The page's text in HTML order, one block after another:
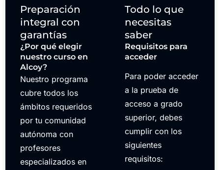
Preparación
integral con
garantías
¿Por qué elegir
nuestro curso en
Alcoy?
Nuestro programa
cubre todos los
ámbitos requeridos
por tu comunidad
autónoma con
profesores
especializados en
Todo lo que
necesitas
saber
Requisitos para
acceder
Para poder acceder
a la prueba de
acceso a grado
superior, debes
cumplir con los
siguientes
requisitos: